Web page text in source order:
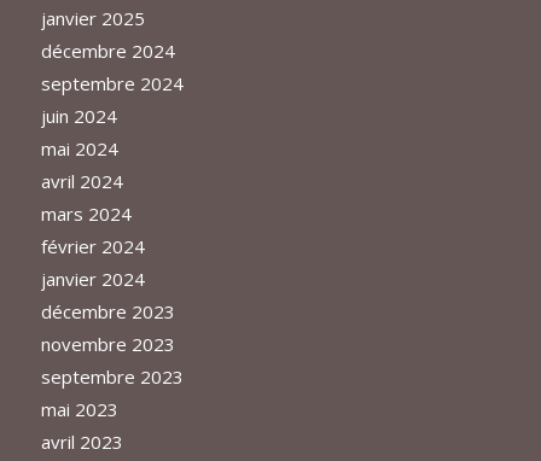
janvier 2025
décembre 2024
septembre 2024
juin 2024
mai 2024
avril 2024
mars 2024
février 2024
janvier 2024
décembre 2023
novembre 2023
septembre 2023
mai 2023
avril 2023